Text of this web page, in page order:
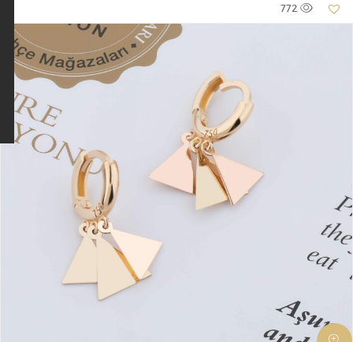
772